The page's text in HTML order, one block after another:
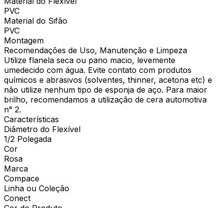
PVC
Material do Sifão
PVC
Montagem
Recomendações de Uso, Manutenção e Limpeza
Utilize flanela seca ou pano macio, levemente
umedecido com água. Evite contato com produtos
químicos e abrasivos (solventes, thinner, acetona etc) e
não utilize nenhum tipo de esponja de aço. Para maior
brilho, recomendamos a utilização de cera automotiva
n° 2.
Características
Diâmetro do Flexível
1/2 Polegada
Cor
Rosa
Marca
Compace
Linha ou Coleção
Conect